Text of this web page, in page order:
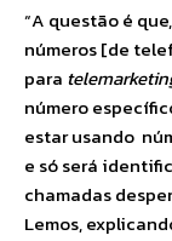
“A questão é
números [de
para
número
estar usando
e só será
chamadas
Lemos,